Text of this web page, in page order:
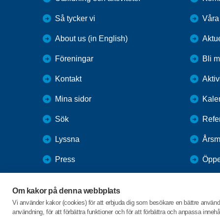
Om kakor på denna webbplats
Vi använder kakor (cookies) för att erbjuda dig som besökare en bättre
användning, för att förbättra funktioner och för att förbättra och anpassa
Så tycker vi
About us (in English)
Föreningar
Kontakt
Mina sidor
Sök
Lyssna
Press
SPF Seniorernas intranät
Bli